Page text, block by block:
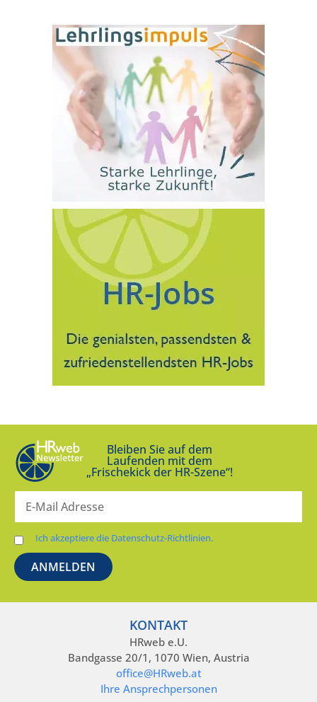
Bleiben Sie auf dem
Laufenden mit dem
„Frischekick der HR-Szene“!
Ich akzeptiere die Datenschutz-Richtlinien.
KONTAKT
HRweb e.U.
Bandgasse 20/1, 1070 Wien, Austria
office@HRweb.at
Ihre Ansprechpersonen